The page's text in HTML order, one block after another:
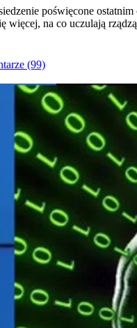
poświęcone
więcej, na co uczulają
(99)